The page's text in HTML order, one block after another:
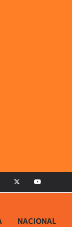
NACIONAL